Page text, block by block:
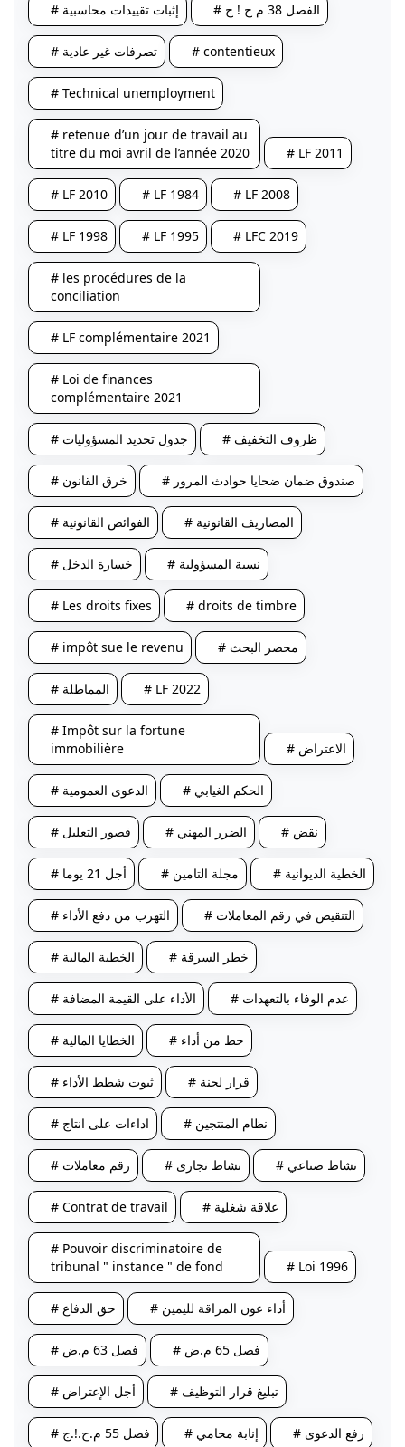
# إثبات تقييدات محاسبية # الفصل 38 م ح ! ج
# تصرفات غير عادية # contentieux
# Technical unemployment
# retenue d’un jour de travail au
titre du moi avril de l’année 2020
# LF 2011
# LF 2010 # LF 1984 # LF 2008
# LF 1998 # LF 1995 # LFC 2019
# les procédures de la
conciliation
# LF complémentaire 2021
# Loi de finances
complémentaire 2021
# جدول تحديد المسؤوليات # ظروف التخفيف
# خرق القانون # صندوق ضمان ضحايا حوادث المرور
# الفوائض القانونية # المصاريف القانونية
# خسارة الدخل # نسبة المسؤولية
# Les droits fixes # droits de timbre
# impôt sue le revenu # محضر البحث
# المماطلة # LF 2022
# Impôt sur la fortune
immobilière
# الاعتراض
# الدعوى العمومية # الحكم الغيابي
# قصور التعليل # الضرر المهني # نقض
# أجل 21 يوما # مجلة التامين # الخطية الديوانية
# التهرب من دفع الأداء # التنقيص في رقم المعاملات
# الخطية المالية # خطر السرقة
# الأداء على القيمة المضافة # عدم الوفاء بالتعهدات
# الخطايا المالية # حط من أداء
# ثبوت شطط الأداء # قرار لجنة
# اداءات على انتاج # نظام المنتجين
# رقم معاملات # نشاط تجارى # نشاط صناعي
# Contrat de travail # علاقة شغلية
# Pouvoir discriminatoire de
tribunal " instance " de fond
# Loi 1996
# حق الدفاع # أداء عون المراقة لليمين
# فصل 63 م.ض # فصل 65 م.ض
# أجل الإعتراض # تبليغ قرار التوظيف
# فصل 55 م.ح.!.ج # إنابة محامي # رفع الدعوى